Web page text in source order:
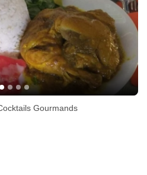
Gourmands